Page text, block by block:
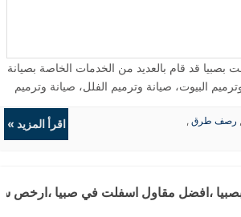
قد قام بالعديد من الخدمات الخاصة بصيانة
البيوت، صيانة وترميم الفلل، صيانة وترميم
المصانع بصبيا مع افضل خبرة اكثر من 20 عام في جميع اعمال الاسفلت
مقاول الاسفلت داخل وخارج صبيا، جازان،
ارخص سعر متر اسفلت في صبيا. ...
, رصف طرق ,
اقرأ المزيد »
،افضل مقاول اسفلت في صبيا ،ارخص